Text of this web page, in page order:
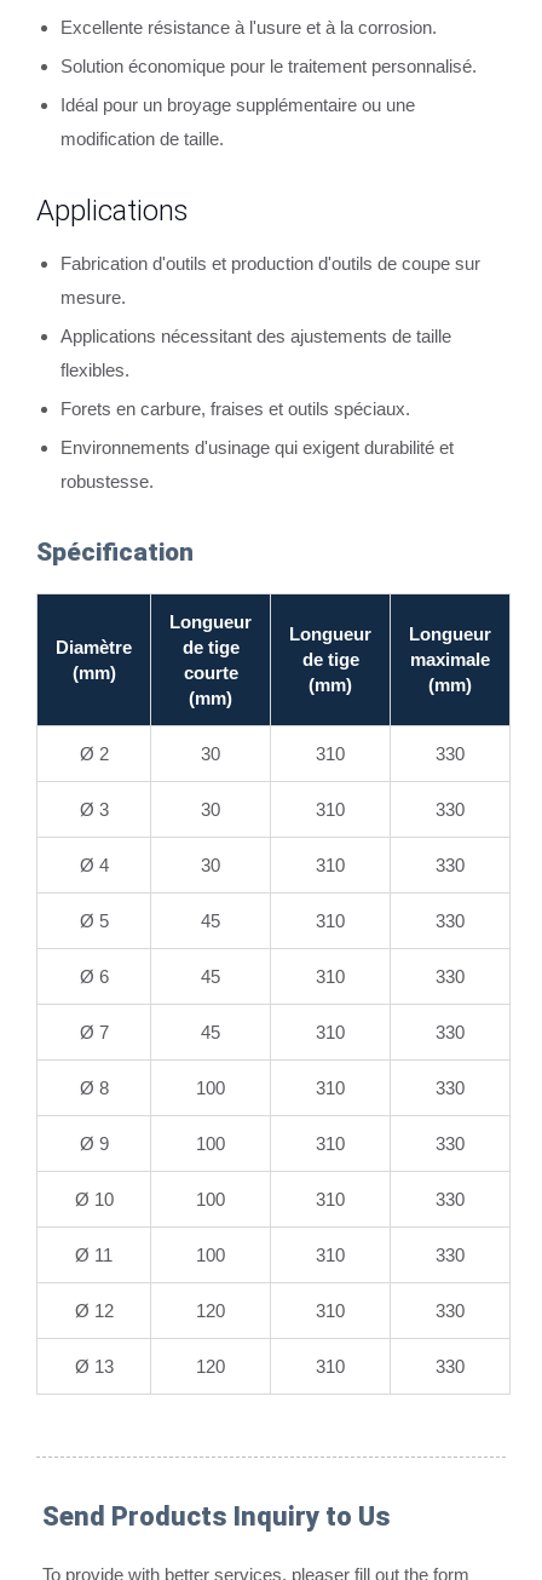
Excellente résistance à l'usure et à la corrosion.
Solution économique pour le traitement personnalisé.
Idéal pour un broyage supplémentaire ou une
modification de taille.
Applications
Fabrication d'outils et production d'outils de coupe sur
mesure.
Applications nécessitant des ajustements de taille
flexibles.
Forets en carbure, fraises et outils spéciaux.
Environnements d'usinage qui exigent durabilité et
robustesse.
Spécification
Diamètre
(mm)
Longueur
de tige
courte
(mm)
Longueur
de tige
(mm)
Longueur
maximale
(mm)
Ø 2 30 310 330
Ø 3 30 310 330
Ø 4 30 310 330
Ø 5 45 310 330
Ø 6 45 310 330
Ø 7 45 310 330
Ø 8 100 310 330
Ø 9 100 310 330
Ø 10 100 310 330
Ø 11 100 310 330
Ø 12 120 310 330
Ø 13 120 310 330